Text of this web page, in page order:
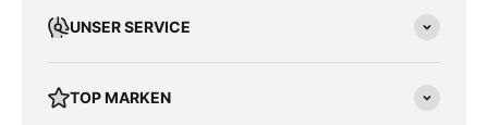
UNSER SERVICE
TOP MARKEN